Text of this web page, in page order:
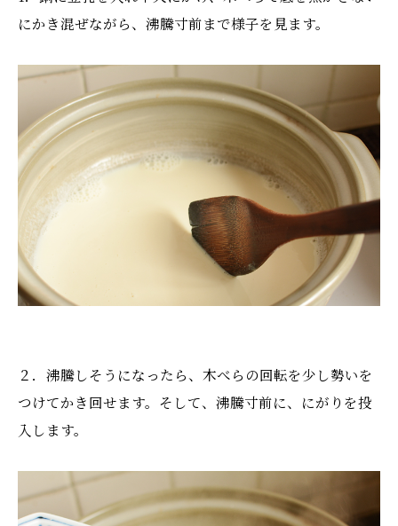
にかき混ぜながら、沸騰寸前まで様子を見ます。
２．沸騰しそうになったら、木べらの回転を少し勢いを
つけてかき回せます。そして、沸騰寸前に、にがりを投
入します。